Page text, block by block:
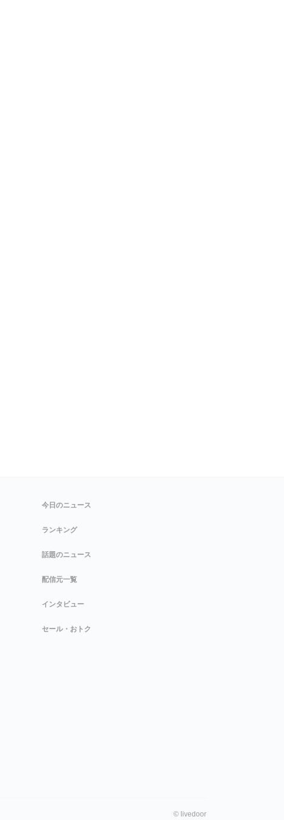
今日のニュース
ランキング
話題のニュース
配信元一覧
インタビュー
セール・おトク
© livedoor